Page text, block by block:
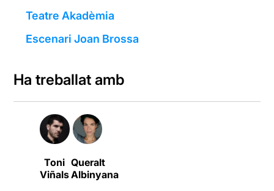
Teatre Akadèmia
Escenari Joan Brossa
Ha treballat amb
Toni
Viñals
Queralt
Albinyana